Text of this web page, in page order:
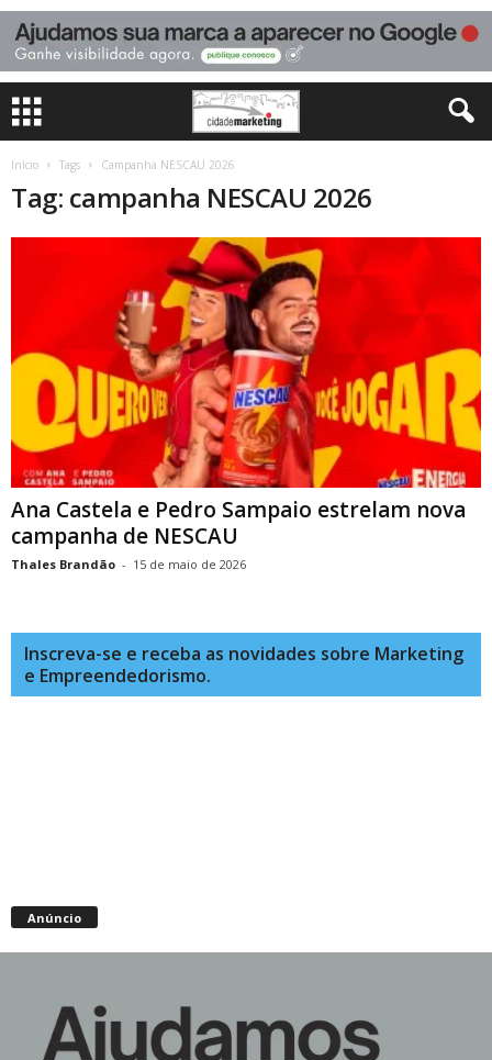
Início Tags Campanha NESCAU 2026
Tag: campanha NESCAU 2026
Ana Castela e Pedro Sampaio estrelam nova
campanha de NESCAU
Thales Brandão - 15 de maio de 2026
Inscreva-se e receba as novidades sobre Marketing
e Empreendedorismo.
Anúncio